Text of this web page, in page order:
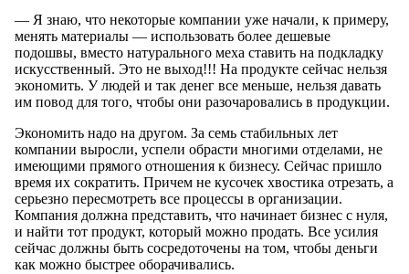
— Я знаю, что некоторые компании уже начали, к примеру,
менять материалы — использовать более дешевые
подошвы, вместо натурального меха ставить на подкладку
искусственный. Это не выход!!! На продукте сейчас нельзя
экономить. У людей и так денег все меньше, нельзя давать
им повод для того, чтобы они разочаровались в продукции.
Экономить надо на другом. За семь стабильных лет
компании выросли, успели обрасти многими отделами, не
имеющими прямого отношения к бизнесу. Сейчас пришло
время их сократить. Причем не кусочек хвостика отрезать, а
серьезно пересмотреть все процессы в организации.
Компания должна представить, что начинает бизнес с нуля,
и найти тот продукт, который можно продать. Все усилия
сейчас должны быть сосредоточены на том, чтобы деньги
как можно быстрее оборачивались.